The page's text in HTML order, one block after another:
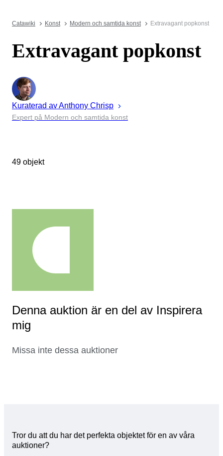
Catawiki Konst Modern och samtida konst Extravagant popkonst
Extravagant popkonst
Kuraterad avAnthony Chrisp
Expert på Modern och samtida konst
49 objekt
Denna auktion är en del av Inspirera
mig
Missa inte dessa auktioner
Tror du att du har det perfekta objektet för en av våra
auktioner?